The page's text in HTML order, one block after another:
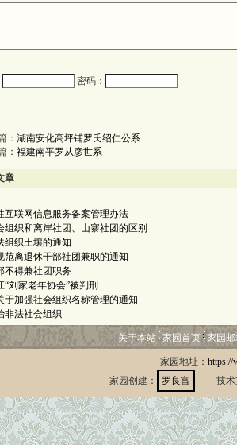
密码：
： 湖南安化高坪铺罗氏绍仁公系
： 福建南平罗从彦世系
章
互联网信息服务备案管理办法
组织和离岸社团、山寨社团的区别
组织土壤的通知
范离退休干部社团兼职的通知
不得兼社团职务
“刘家老年协会”被判刑
于加强社会组织名称管理的通知
非法社会组织
关于本站 家园首页 家园
家园地址： https://
家园创建：
罗良富 技术